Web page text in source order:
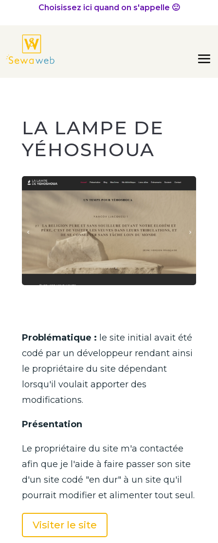
Choisissez ici quand on s'appelle 🙂
LA LAMPE DE
YÉHOSHOUA
Problématique : le site initial avait été
codé par un développeur rendant ainsi
le propriétaire du site dépendant
lorsqu'il voulait apporter des
modifications.
Présentation
Le propriétaire du site m'a contactée
afin que je l'aide à faire passer son site
d'un site codé "en dur" à un site qu'il
pourrait modifier et alimenter tout seul.
Visiter le site